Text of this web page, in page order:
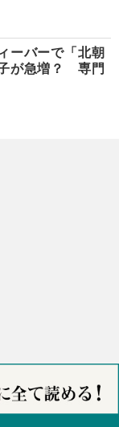
ーバーで「北朝
が急増？ 専門